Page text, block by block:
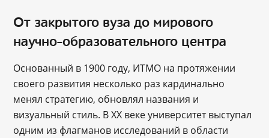
От закрытого вуза до мирового
научно-образовательного центра
Основанный в 1900 году, ИТМО на протяжении
своего развития несколько раз кардинально
менял стратегию, обновлял названия и
визуальный стиль. В XX веке университет выступал
одним из флагманов исследований в области